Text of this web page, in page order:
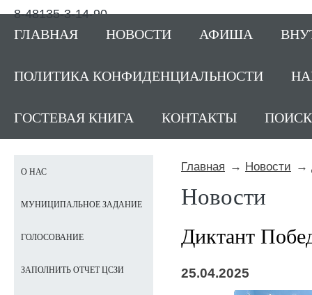
8-48135-3-14-90
ГЛАВНАЯ НОВОСТИ АФИША
ПОЛИТИКА КОНФИДЕНЦИАЛЬНОСТИ
ГОСТЕВАЯ КНИГА КОНТАКТЫ ПОИСК
Главная Новости
Новости
Диктант
25.04.2025
О НАС
МУНИЦИПАЛЬНОЕ ЗАДАНИЕ
ГОЛОСОВАНИЕ
ЗАПОЛНИТЬ ОТЧЕТ ЦСЗИ